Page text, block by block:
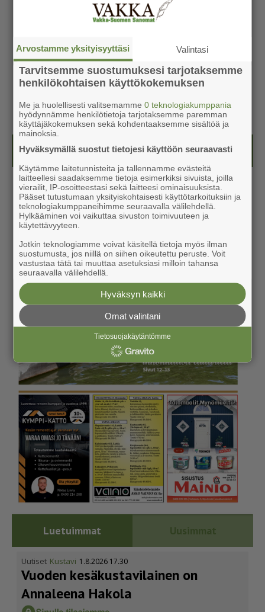
Kesälehti (ilmainen)
Luetuimmat Uusimmat
Uutiset Kustavi 1.8.2026 17.30
Vuoden kesäkus­ta­vi­lainen on
Annaleena Hakola
Arvostamme yksityisyyttäsi Valintasi
Tarvitsemme suostumuksesi tarjotaksemme
henkilökohtaisen käyttökokemuksen
Me ja huolellisesti valitsemamme0 teknologiakumppania
hyödynnämme henkilötietoja tarjotaksemme paremman
käyttäjäkokemuksen sekä kohdentaaksemme sisältöä ja
mainoksia.
Hyväksymällä suostut tietojesi käyttöön seuraavasti
Käytämme laitetunnisteita ja tallennamme evästeitä
laitteellesi saadaksemme tietoja esimerkiksi sivuista, joilla
vierailit, IP-osoitteestasi sekä laitteesi ominaisuuksista.
Pääset tutustumaan yksityiskohtaisesti käyttötarkoituksiin ja
teknologiakumppaneihimme seuraavalla välilehdellä.
Hylkääminen voi vaikuttaa sivuston toimivuuteen ja
käytettävyyteen.
Jotkin teknologiamme voivat käsitellä tietoja myös ilman
suostumusta, jos niillä on siihen oikeutettu peruste. Voit
vastustaa tätä tai muuttaa asetuksiasi milloin tahansa
seuraavalla välilehdellä.
Hyväksyn kaikki
Omat valintani
Tietosuojakäytäntömme